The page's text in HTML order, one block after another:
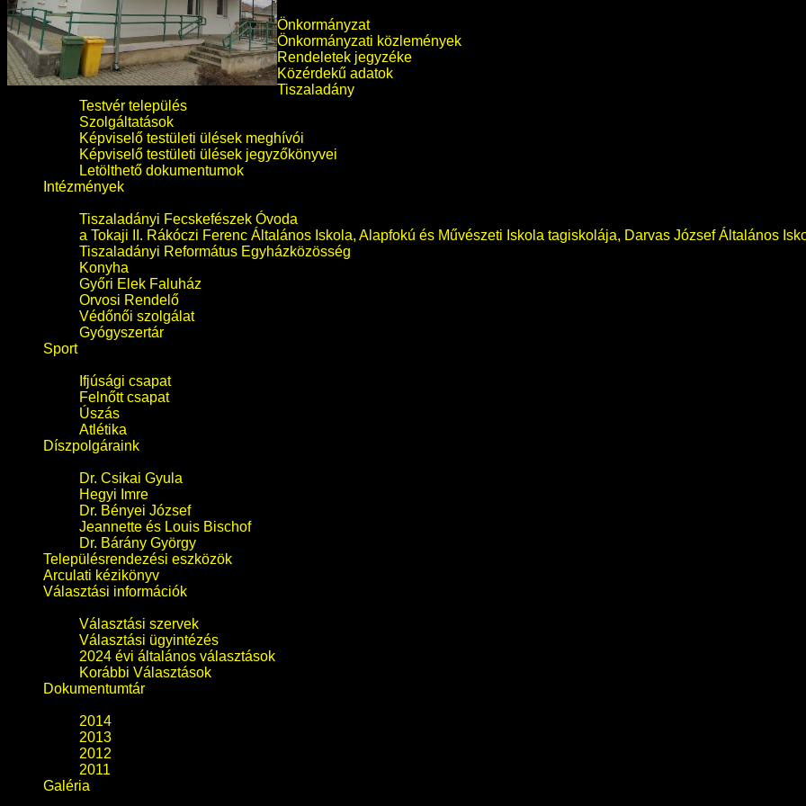
Önkormányzat
Önkormányzati közlemények
Rendeletek jegyzéke
Közérdekű adatok
Tiszaladány
Testvér település
Szolgáltatások
Képviselő testületi ülések meghívói
Képviselő testületi ülések jegyzőkönyvei
Letölthető dokumentumok
Intézmények
Tiszaladányi Fecskefészek Óvoda
a Tokaji II. Rákóczi Ferenc Általános Iskola, Alapfokú és Művészeti Iskola tagiskolája, Darvas József Általános
Tiszaladányi Református Egyházközösség
Konyha
Győri Elek Faluház
Orvosi Rendelő
Védőnői szolgálat
Gyógyszertár
Sport
Ifjúsági csapat
Felnőtt csapat
Úszás
Atlétika
Díszpolgáraink
Dr. Csikai Gyula
Hegyi Imre
Dr. Bényei József
Jeannette és Louis Bischof
Dr. Bárány György
Településrendezési eszközök
Arculati kézikönyv
Választási információk
Választási szervek
Választási ügyintézés
2024 évi általános választások
Korábbi Választások
Dokumentumtár
2014
2013
2012
2011
Galéria